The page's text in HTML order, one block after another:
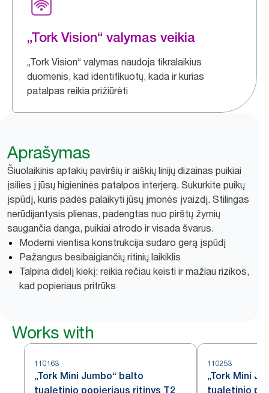
„Tork Vision“ valymas veikia
„Tork Vision“ valymas naudoja tikralaikius
duomenis, kad identifikuotų, kada ir kurias
patalpas reikia prižiūrėti
Aprašymas
Šiuolaikinis aptakių paviršių ir aiškių linijų dizainas puikiai
įsilies į jūsų higieninės patalpos interjerą. Sukurkite puikų
įspūdį, kuris padės palaikyti jūsų įmonės įvaizdį. Stilingas
nerūdijantysis plienas, padengtas nuo pirštų žymių
saugančia danga, puikiai atrodo ir visada švarus.
Moderni vientisa konstrukcija sudaro gerą įspūdį
Pažangus besibaigiančių ritinių laikiklis
Talpina didelį kiekį: reikia rečiau keisti ir mažiau rizikos,
kad popieriaus pritrūks
Works with
110163
„Tork Mini Jumbo“ balto
tualetinio popieriaus ritinys T2
110253
„Tork Mini
tualetinio